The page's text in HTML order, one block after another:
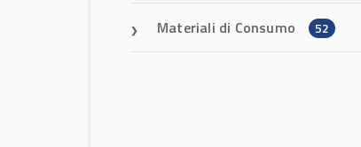
Materiali di Consumo 52